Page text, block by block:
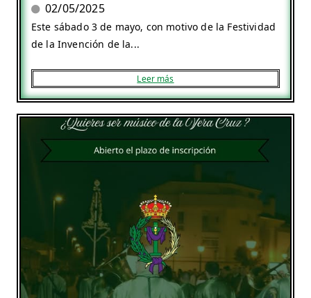
02/05/2025
Este sábado 3 de mayo, con motivo de la Festividad
de la Invención de la...
Leer más